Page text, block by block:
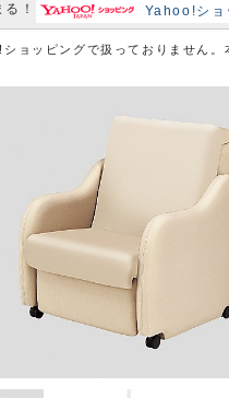
！ Yahoo!ショ
ョッピングで扱っておりません。